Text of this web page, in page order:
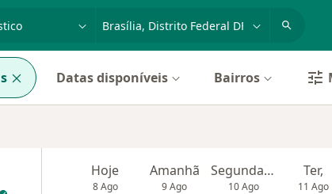
doença ou nomecidade ou região
Datas disponíveis Bairros
Hoje
8 Ago
Amanhã
9 Ago
Segunda-feira
10 Ago
Ter,
11 Ago